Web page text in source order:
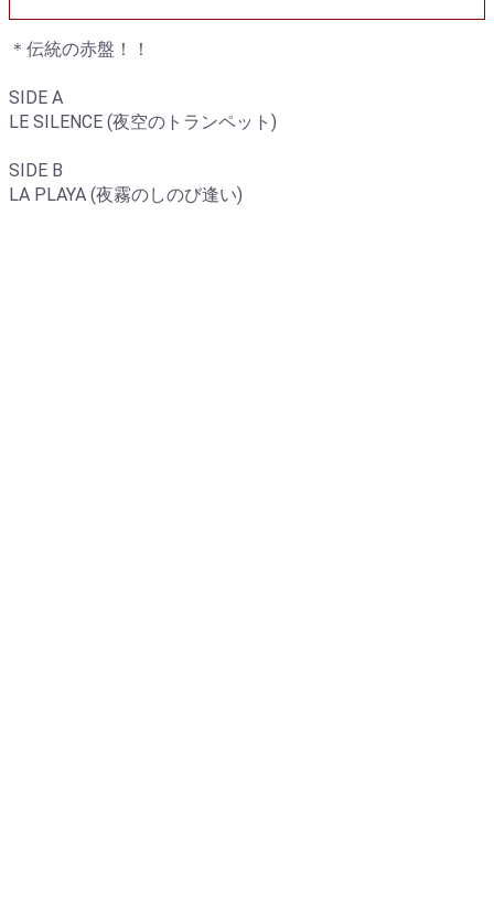
＊伝統の赤盤！！
SIDE A
LE SILENCE (夜空のトランペット)
SIDE B
LA PLAYA (夜霧のしのび逢い)